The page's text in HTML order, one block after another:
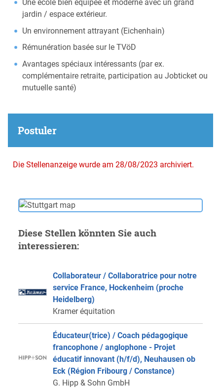
Une école bien équipée et moderne avec un grand
jardin / espace extérieur.
Un environnement attrayant (Eichenhain)
Rémunération basée sur le TVöD
Avantages spéciaux intéressants (par ex.
complémentaire retraite, participation au Jobticket ou
mutuelle santé)
Postuler
Die Stellenanzeige wurde am 28/08/2023 archiviert.
Diese Stellen könnten Sie auch
interessieren:
Collaborateur / Collaboratrice pour notre
service France, Hockenheim (proche
Heidelberg)
Kramer équitation
Éducateur(trice) / Coach pédagogique
francophone / anglophone - Projet
éducatif innovant (h/f/d), Neuhausen ob
Eck (Région Fribourg / Constance)
G. Hipp & Sohn GmbH